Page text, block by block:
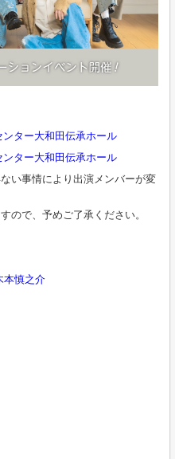
ター大和田伝承ホール
ター大和田伝承ホール
い事情により出演メンバーが変
ので、予めご了承ください。
本慎之介